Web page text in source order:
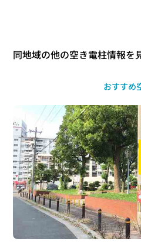
同地域の他の空き電柱情報を
おすすめ